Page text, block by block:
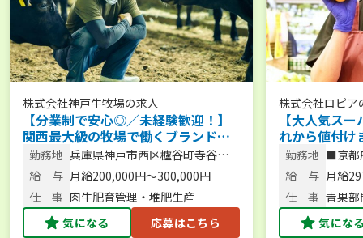
株式会社神戸牛牧場の求人
【分業制で安心◎／未経験歓迎！】
関西最大級の牧場で働くブランド牛
飼育スタッフ
勤務地 兵庫県神戸市西区櫨谷町寺谷
1242-60
給 与 月給200,000円～300,000円
仕 事 肉牛肥育管理・堆肥生産
気になる
応募はこちら
株式会社ロピア
【大人気ス
れから値付け
り場を動か
西エリア＞
勤務地 ■京都
給 与 月給
仕 事 青果
売
気にな